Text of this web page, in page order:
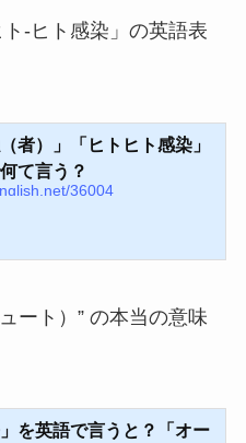
-ヒト感染」の英語表
者）」「ヒトヒト感染」
て言う？
36004
ート）” の本当の意味
」を英語で言うと？「オー